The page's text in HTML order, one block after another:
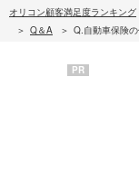
オリコン顧客満足度ランキング
Q＆A
Q.自動車保険
PR